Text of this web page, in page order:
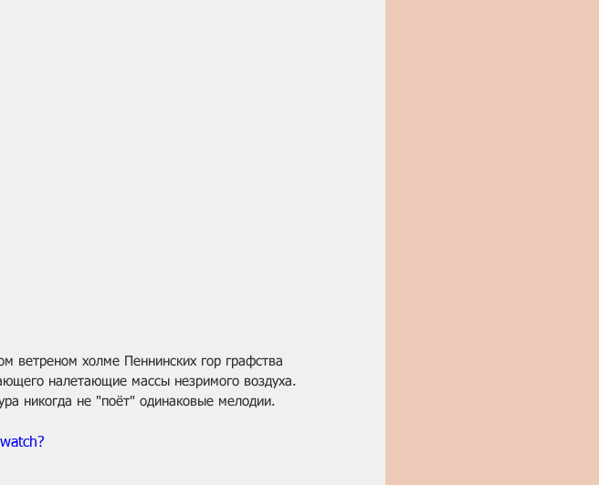
ветреном холме Пеннинских гор графства
налетающие массы незримого воздуха.
никогда не "поёт" одинаковые мелодии.